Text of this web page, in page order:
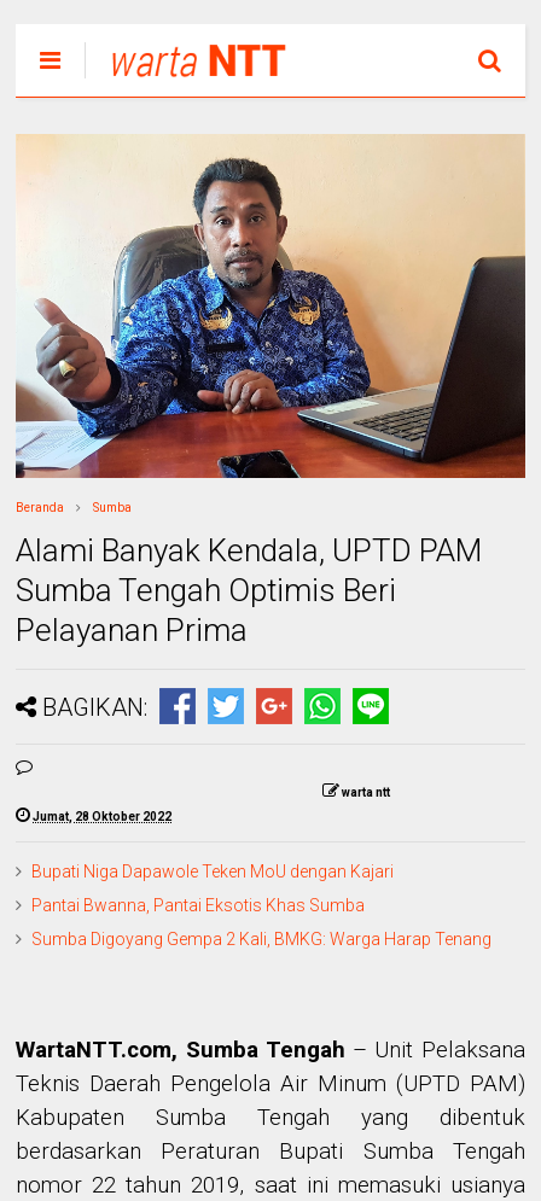
Beranda Sumba
Alami Banyak Kendala, UPTD PAM
Sumba Tengah Optimis Beri
Pelayanan Prima
BAGIKAN:
warta ntt
Jumat, 28 Oktober 2022
Bupati Niga Dapawole Teken MoU dengan Kajari
Pantai Bwanna, Pantai Eksotis Khas Sumba
Sumba Digoyang Gempa 2 Kali, BMKG: Warga Harap Tenang
WartaNTT.com, Sumba Tengah – Unit Pelaksana
Teknis Daerah Pengelola Air Minum (UPTD PAM)
Kabupaten Sumba Tengah yang dibentuk
berdasarkan Peraturan Bupati Sumba Tengah
nomor 22 tahun 2019, saat ini memasuki usianya